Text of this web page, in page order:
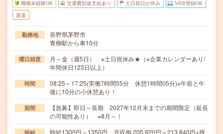
職種未経験OK 交通費別途支給あり 土日祝日が休み WEB登録OK
派遣
勤務地
長野県茅野市
青柳駅から車10分
曜日頻度
月～金（週5日） ※土日祝休み★（※企業カレンダーあり/
年間休日123日以上）
時間
08:25～17:25(実働7時間55分 休憩1時間05分)※午前と午
後に10分の小休憩あり！
期間
【急募】即日～長期 2027年12月末までの期間限定（延長
の可能性あり） ※8月～！
時給 時給1300円～1350円 月収例 205,920円～213,840円+残